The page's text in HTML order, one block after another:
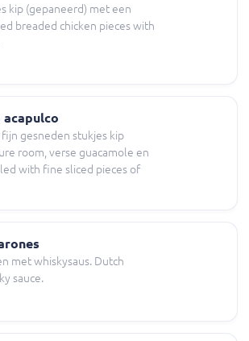
kip (gepaneerd) met een
breaded chicken pieces with
acapulco
gesneden stukjes kip
room, verse guacamole en
with fine sliced pieces of
sour cream, fresh guacamole
met whiskysaus. Dutch
sauce.